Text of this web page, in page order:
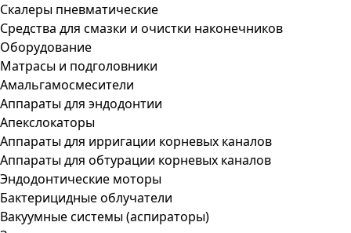
Скалеры пневматические
Средства для смазки и очистки наконечников
Оборудование
Матрасы и подголовники
Амальгамосмесители
Аппараты для эндодонтии
Апекслокаторы
Аппараты для ирригации корневых каналов
Аппараты для обтурации корневых каналов
Эндодонтические моторы
Бактерицидные облучатели
Вакуумные системы (аспираторы)